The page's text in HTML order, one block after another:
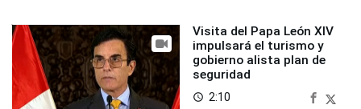
Visita del Papa León XIV
impulsará el turismo y
gobierno alista plan de
seguridad
access_time 2:10